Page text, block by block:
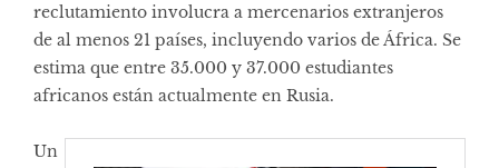
reclutamiento involucra a mercenarios extranjeros
de al menos 21 países, incluyendo varios de África. Se
estima que entre 35.000 y 37.000 estudiantes
africanos están actualmente en Rusia.
Un